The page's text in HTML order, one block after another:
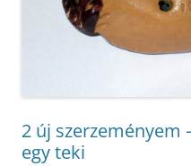
2 új szerzeményem
egy teki